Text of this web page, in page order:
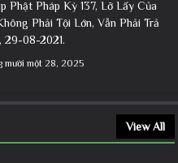
Phật Pháp Kỳ 137, Lỡ Lấy Của
Phải Tội Lớn, Vẫn Phải Trả
29-08-2021.
mười một 28, 2025
View All